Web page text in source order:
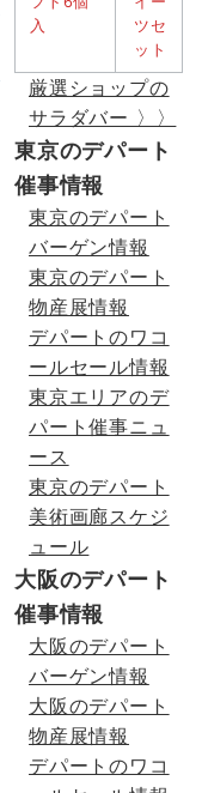
厳選ショップの
サラダバー 〉〉
東京のデパート
催事情報
東京のデパート
バーゲン情報
東京のデパート
物産展情報
デパートのワコ
ールセール情報
東京エリアのデ
パート催事ニュ
ース
東京のデパート
美術画廊スケジ
ュール
大阪のデパート
催事情報
大阪のデパート
バーゲン情報
大阪のデパート
物産展情報
デパートのワコ